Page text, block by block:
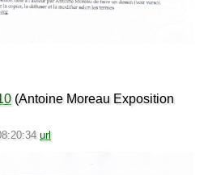
(Antoine Moreau Exposition
url